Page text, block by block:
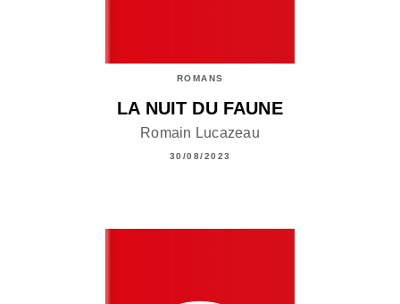
ROMANS
LA NUIT DU FAUNE
Romain Lucazeau
30/08/2023